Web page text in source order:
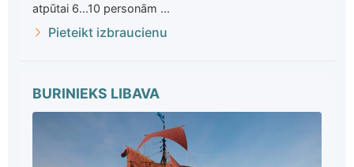
atpūtai 6...10 personām ...
Pieteikt izbraucienu
BURINIEKS LIBAVA